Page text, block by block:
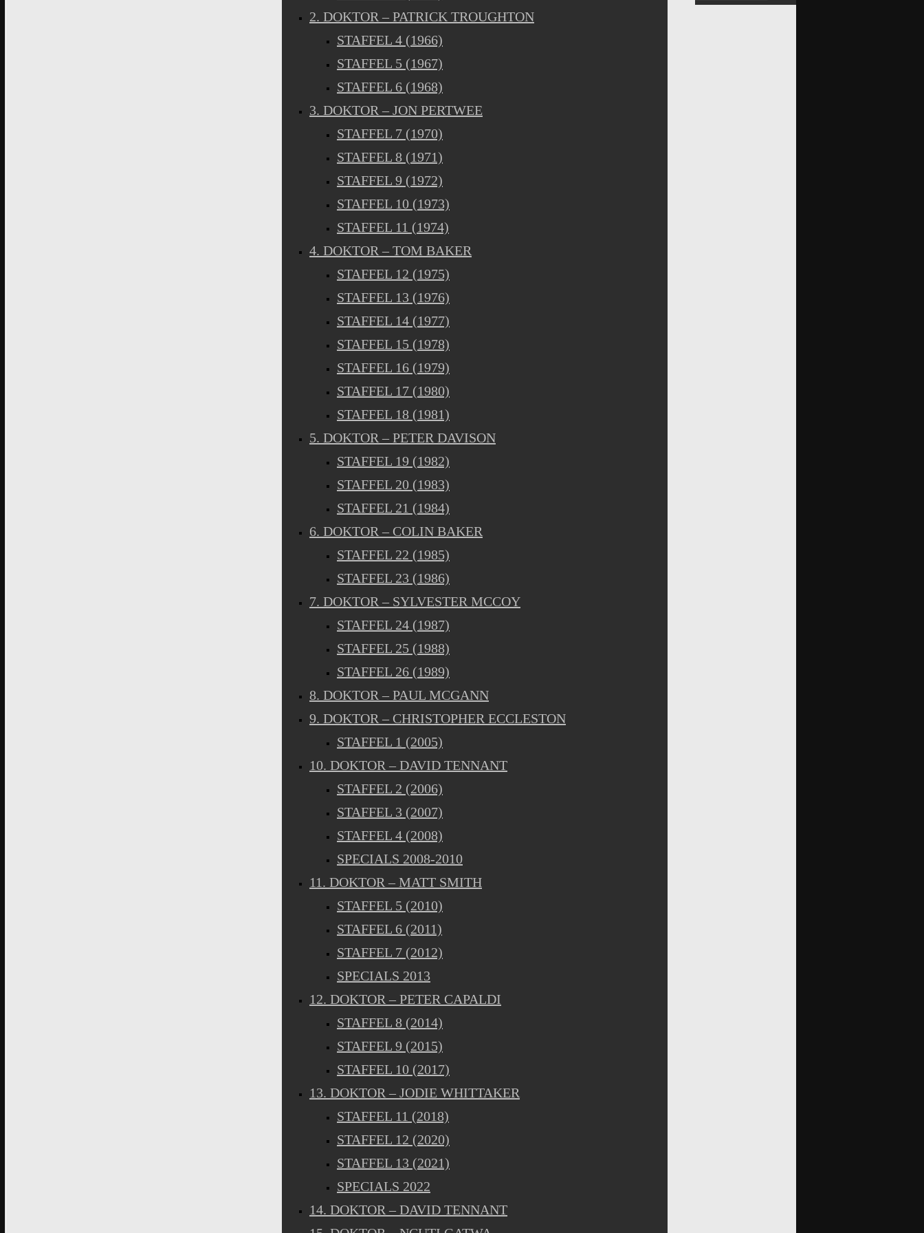
2. DOKTOR – PATRICK TROUGHTON
STAFFEL 4 (1966)
STAFFEL 5 (1967)
STAFFEL 6 (1968)
3. DOKTOR – JON PERTWEE
STAFFEL 7 (1970)
STAFFEL 8 (1971)
STAFFEL 9 (1972)
STAFFEL 10 (1973)
STAFFEL 11 (1974)
4. DOKTOR – TOM BAKER
STAFFEL 12 (1975)
STAFFEL 13 (1976)
STAFFEL 14 (1977)
STAFFEL 15 (1978)
STAFFEL 16 (1979)
STAFFEL 17 (1980)
STAFFEL 18 (1981)
5. DOKTOR – PETER DAVISON
STAFFEL 19 (1982)
STAFFEL 20 (1983)
STAFFEL 21 (1984)
6. DOKTOR – COLIN BAKER
STAFFEL 22 (1985)
STAFFEL 23 (1986)
7. DOKTOR – SYLVESTER MCCOY
STAFFEL 24 (1987)
STAFFEL 25 (1988)
STAFFEL 26 (1989)
8. DOKTOR – PAUL MCGANN
9. DOKTOR – CHRISTOPHER ECCLESTON
STAFFEL 1 (2005)
10. DOKTOR – DAVID TENNANT
STAFFEL 2 (2006)
STAFFEL 3 (2007)
STAFFEL 4 (2008)
SPECIALS 2008-2010
11. DOKTOR – MATT SMITH
STAFFEL 5 (2010)
STAFFEL 6 (2011)
STAFFEL 7 (2012)
SPECIALS 2013
12. DOKTOR – PETER CAPALDI
STAFFEL 8 (2014)
STAFFEL 9 (2015)
STAFFEL 10 (2017)
13. DOKTOR – JODIE WHITTAKER
STAFFEL 11 (2018)
STAFFEL 12 (2020)
STAFFEL 13 (2021)
SPECIALS 2022
14. DOKTOR – DAVID TENNANT